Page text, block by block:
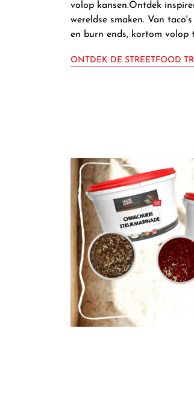
volop kansen.Ontdek
wereldse smaken. Van
en burn ends, kortom volop
ONTDEK DE STREETFOOD